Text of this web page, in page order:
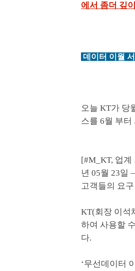
에서 좀더 깊
데이터 이월
오늘 KT가 당
스를 6월 부
[#M_KT, 업계
년 05월 23일
고객들의 요
KT(회장 이석
하여 사용할
다.
‘무선데이터